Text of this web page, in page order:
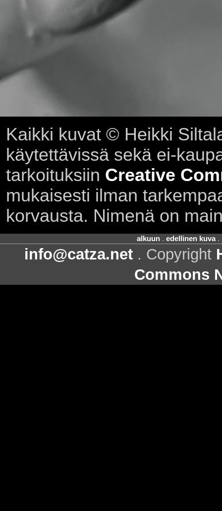
Kaikki kuvat © Heikki
käytettävissä sekä ei-
tarkoituksiin Creative
mukaisesti ilman
korvausta. Nimenä on
alkuun. edellinen kuva.
info@catza.net . Copyright
Commons